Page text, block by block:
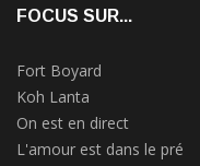
FOCUS SUR...
Fort Boyard
Koh Lanta
On est en direct
L'amour est dans le pré